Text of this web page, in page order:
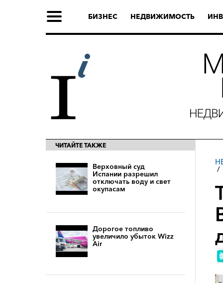
БИЗНЕС НЕДВИЖИМОСТЬ
ЧИТАЙТЕ ТАКЖЕ
Верховный суд
Испании разрешил
отключать воду и свет
окупасам
Дорогое топливо
увеличило убыток Wizz
Air